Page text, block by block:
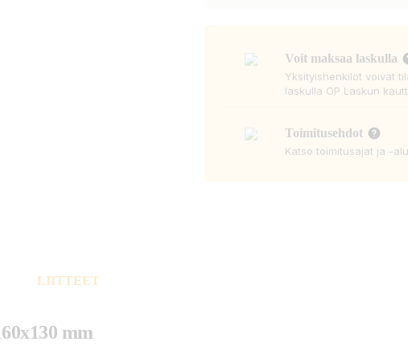
Voit maksaa laskulla
Yksityishenkilöt voivat
laskulla OP Laskun
Toimitusehdot
Katso toimitusajat ja -
LIITTEET
mm